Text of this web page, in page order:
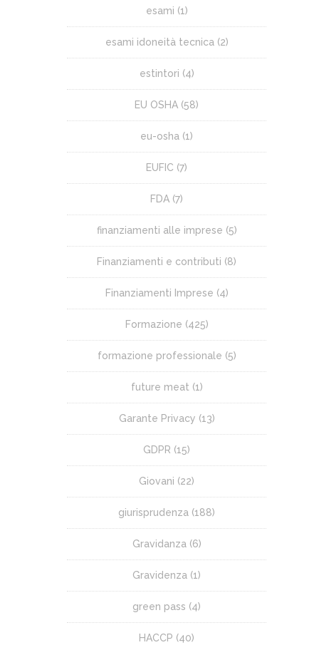
esami (1)
esami idoneità tecnica(2)
estintori (4)
EU OSHA (58)
eu-osha (1)
EUFIC (7)
FDA (7)
finanziamenti alle imprese (5)
Finanziamenti e contributi (8)
Finanziamenti Imprese (4)
Formazione (425)
formazione professionale (5)
future meat(1)
Garante Privacy (13)
GDPR (15)
Giovani (22)
giurisprudenza (188)
Gravidanza(6)
Gravidenza (1)
green pass (4)
HACCP (40)